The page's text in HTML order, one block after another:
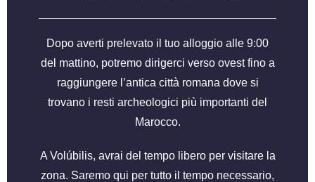
Dopo averti prelevato il tuo alloggio alle 9:00
del mattino, potremo dirigerci verso ovest fino a
raggiungere l’antica città romana dove si
trovano i resti archeologici più importanti del
Marocco.
A Volúbilis, avrai del tempo libero per visitare la
zona. Saremo qui per tutto il tempo necessario,